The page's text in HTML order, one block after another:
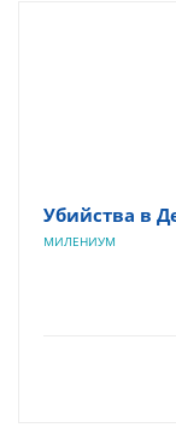
Убийства в
МИЛЕНИУМ